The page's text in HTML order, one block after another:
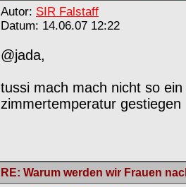
Autor: SIR Falstaff
Datum: 14.06.07 12:22
@jada,
tussi mach mach nicht so
zimmertemperatur gestiegen
RE: Warum werden wir Frauen